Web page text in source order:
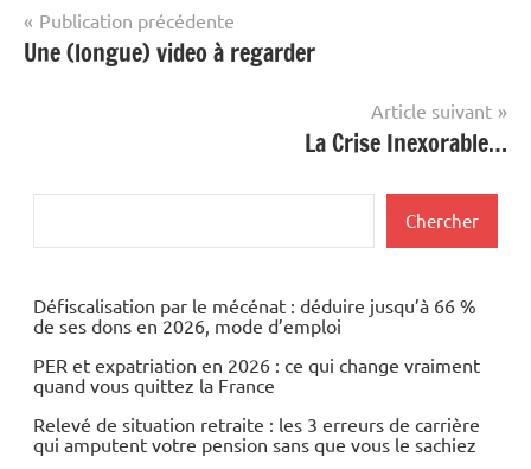
Navigation
de
Publication précédente
Une (longue) video à regarder
Article suivant
La Crise Inexorable…
Chercher
Défiscalisation par le mécénat : déduire jusqu’à 66 %
de ses dons en 2026, mode d’emploi
PER et expatriation en 2026 : ce qui change vraiment
quand vous quittez la France
Relevé de situation retraite : les 3 erreurs de carrière
qui amputent votre pension sans que vous le sachiez